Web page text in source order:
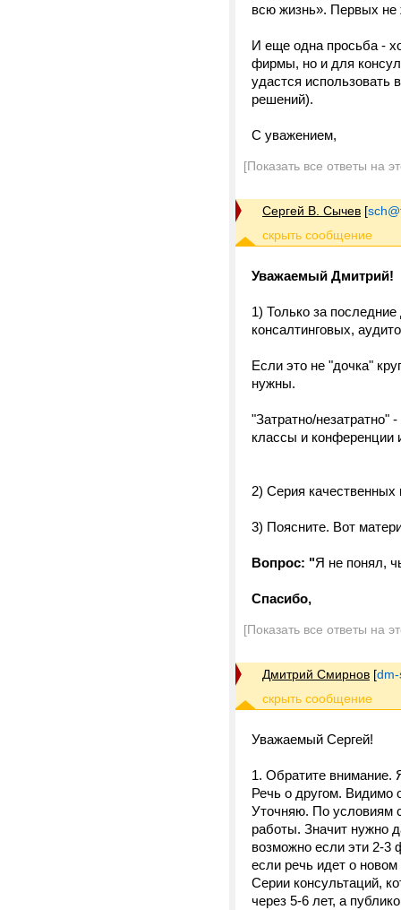
всю жизнь». Первых не
И еще одна просьба -
фирмы, но и для
удастся использовать
решений).
С уважением,
[Показать все ответы на
Сергей В. Сычев [
Уважаемый Дмитрий!
1) Только за
консалтинговых,
Если это не "дочка"
нужны.
"Затратно/незатратно"
классы и конференции
2) Серия качественных
3) Поясните. Вот
Вопрос: "Я не понял,
Спасибо,
[Показать все ответы на
Дмитрий Смирнов [
Уважаемый Сергей!
1. Обратите внимание.
Речь о другом. Видимо
Уточняю. По условиям
работы. Значит нужно
возможно если эти 2-3
если речь идет о новом
Серии консультаций,
через 5-6 лет, а